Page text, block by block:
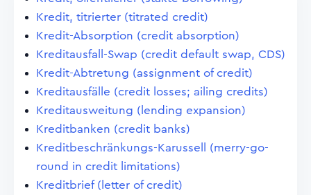
Kredit, titrierter (titrated credit)
Kredit-Absorption (credit absorption)
Kreditausfall-Swap (credit default swap, CDS)
Kredit-Abtretung (assignment of credit)
Kreditausfälle (credit losses; ailing credits)
Kreditausweitung (lending expansion)
Kreditbanken (credit banks)
Kreditbeschränkungs-Karussell (merry-go-
round in credit limitations)
Kreditbrief (letter of credit)